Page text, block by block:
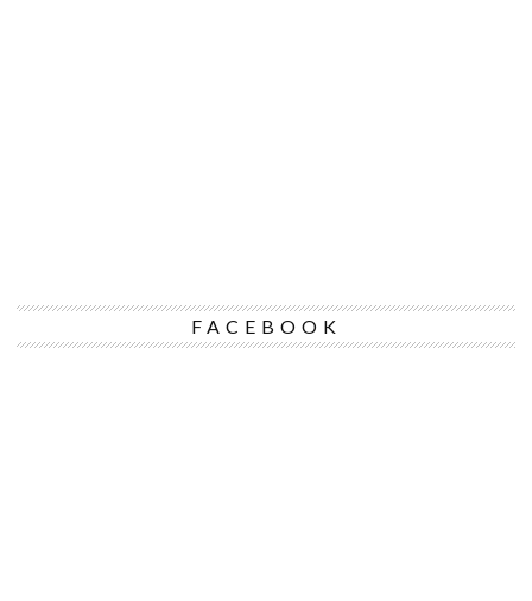
FACEBOOK